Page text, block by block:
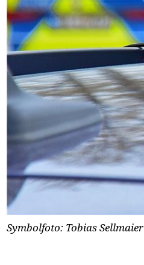
Symbolfoto: Tobias Sellmaier